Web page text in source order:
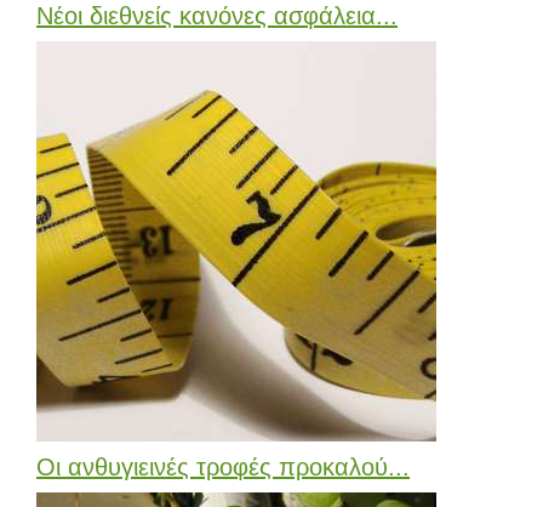
Νέοι διεθνείς κανόνες ασφάλεια...
Οι ανθυγιεινές τροφές προκαλού...